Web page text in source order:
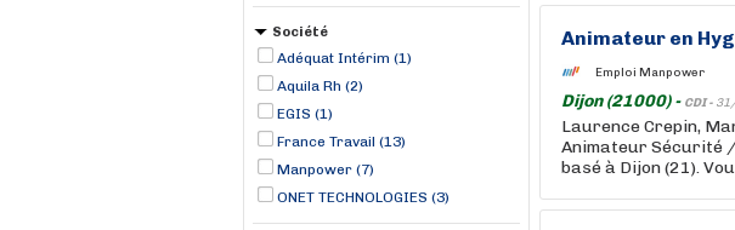
Société
Adéquat Intérim (1)
Aquila Rh (2)
EGIS (1)
France Travail (13)
Manpower (7)
ONET TECHNOLOGIES (3)
Animateur en
Emploi Manpower
Dijon (21000) - CDI -
Laurence Crepin,
Animateur Sécurité /
basé à Dijon (21).